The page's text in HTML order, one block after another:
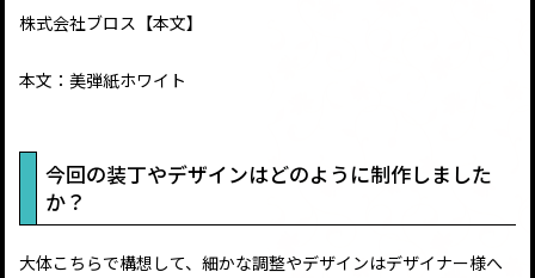
株式会社ブロス【本文】
本文：美弾紙ホワイト
今回の装丁やデザインはどのように制作しました
か？
大体こちらで構想して、細かな調整やデザインはデザイナー様へ